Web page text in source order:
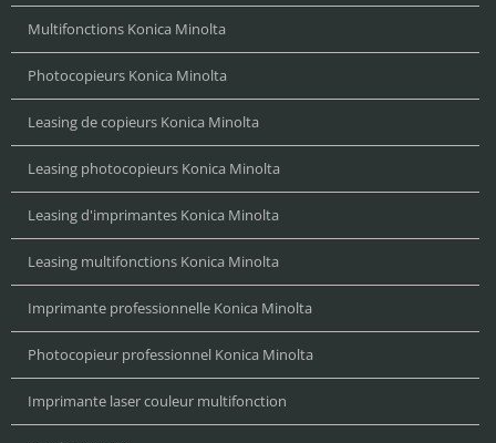
Multifonctions Konica Minolta
Photocopieurs Konica Minolta
Leasing de copieurs Konica Minolta
Leasing photocopieurs Konica Minolta
Leasing d'imprimantes Konica Minolta
Leasing multifonctions Konica Minolta
Imprimante professionnelle Konica Minolta
Photocopieur professionnel Konica Minolta
Imprimante laser couleur multifonction